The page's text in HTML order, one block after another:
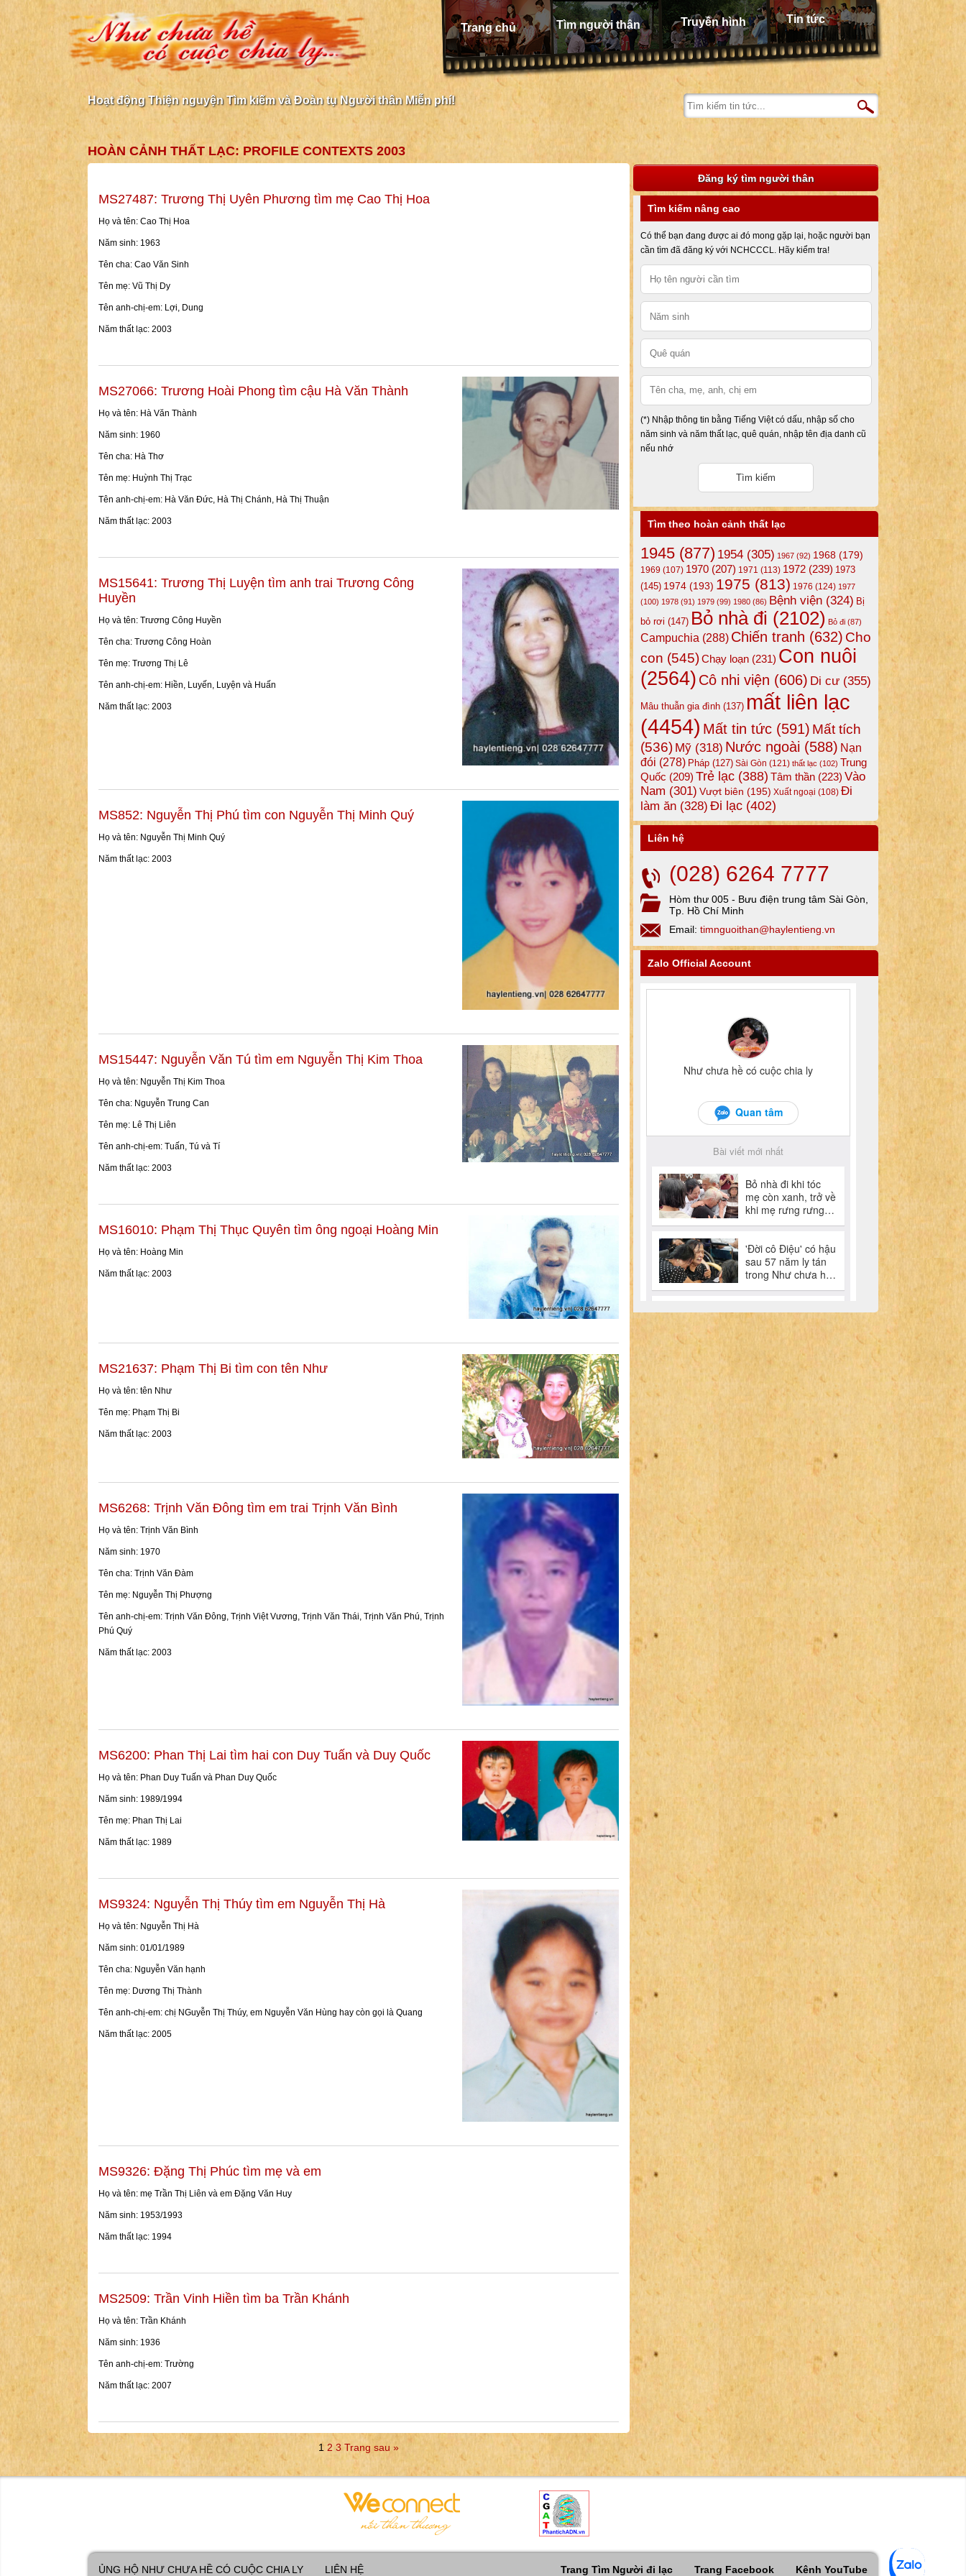
Trang chủ Tìm người thân Truyền hình Tin tức
Hoạt động Thiện nguyện Tìm kiếm và Đoàn tụ Người thân Miễn phí!
HOÀN CẢNH THẤT LẠC: PROFILE CONTEXTS 2003
MS27487: Trương Thị Uyên Phương tìm mẹ Cao Thị Hoa
Họ và tên: Cao Thị Hoa
Năm sinh: 1963
Tên cha: Cao Văn Sinh
Tên mẹ: Vũ Thị Dy
Tên anh-chị-em: Lợi, Dung
Năm thất lạc: 2003
MS27066: Trương Hoài Phong tìm cậu Hà Văn Thành
Họ và tên: Hà Văn Thành
Năm sinh: 1960
Tên cha: Hà Thơ
Tên mẹ: Huỳnh Thị Trạc
Tên anh-chị-em: Hà Văn Đức, Hà Thị Chánh, Hà Thị Thuận
Năm thất lạc: 2003
MS15641: Trương Thị Luyện tìm anh trai Trương Công
Huyền
Họ và tên: Trương Công Huyền
Tên cha: Trương Công Hoàn
Tên mẹ: Trương Thị Lê
Tên anh-chị-em: Hiền, Luyến, Luyện và Huấn
Năm thất lạc: 2003
MS852: Nguyễn Thị Phú tìm con Nguyễn Thị Minh Quý
Họ và tên: Nguyễn Thị Minh Quý
Năm thất lạc: 2003
MS15447: Nguyễn Văn Tú tìm em Nguyễn Thị Kim Thoa
Họ và tên: Nguyễn Thị Kim Thoa
Tên cha: Nguyễn Trung Can
Tên mẹ: Lê Thị Liên
Tên anh-chị-em: Tuấn, Tú và Tí
Năm thất lạc: 2003
MS16010: Phạm Thị Thục Quyên tìm ông ngoại Hoàng Min
Họ và tên: Hoàng Min
Năm thất lạc: 2003
MS21637: Phạm Thị Bi tìm con tên Như
Họ và tên: tên Như
Tên mẹ: Phạm Thị Bi
Năm thất lạc: 2003
MS6268: Trịnh Văn Đông tìm em trai Trịnh Văn Bình
Họ và tên: Trịnh Văn Bình
Năm sinh: 1970
Tên cha: Trịnh Văn Đàm
Tên mẹ: Nguyễn Thị Phượng
Tên anh-chị-em: Trịnh Văn Đông, Trịnh Việt Vương, Trịnh Văn Thái, Trịnh Văn Phú, Trịnh
Phú Quý
Năm thất lạc: 2003
MS6200: Phan Thị Lai tìm hai con Duy Tuấn và Duy Quốc
Họ và tên: Phan Duy Tuấn và Phan Duy Quốc
Năm sinh: 1989/1994
Tên mẹ: Phan Thị Lai
Năm thất lạc: 1989
MS9324: Nguyễn Thị Thúy tìm em Nguyễn Thị Hà
Họ và tên: Nguyễn Thị Hà
Năm sinh: 01/01/1989
Tên cha: Nguyễn Văn hạnh
Tên mẹ: Dương Thị Thành
Tên anh-chị-em: chị NGuyễn Thị Thúy, em Nguyễn Văn Hùng hay còn gọi là Quang
Năm thất lạc: 2005
MS9326: Đặng Thị Phúc tìm mẹ và em
Họ và tên: mẹ Trần Thị Liên và em Đặng Văn Huy
Năm sinh: 1953/1993
Năm thất lạc: 1994
MS2509: Trần Vinh Hiền tìm ba Trần Khánh
Họ và tên: Trần Khánh
Năm sinh: 1936
Tên anh-chị-em: Trường
Năm thất lạc: 2007
1 2 3 Trang sau »
Đăng ký tìm người thân
Tìm kiếm nâng cao
Có thể bạn đang được ai đó mong gặp lại, hoặc người bạn
cần tìm đã đăng ký với NCHCCCL. Hãy kiểm tra!
(*) Nhập thông tin bằng Tiếng Việt có dấu, nhập số cho
năm sinh và năm thất lạc, quê quán, nhập tên địa danh cũ
nếu nhớ
Tìm theo hoàn cảnh thất lạc
1945 (877) 1954 (305) 1967 (92) 1968 (179)
1969 (107) 1970 (207) 1971 (113) 1972 (239) 1973
(145) 1974 (193) 1975 (813) 1976 (124) 1977
(100) 1978 (91) 1979 (99) 1980 (86) Bệnh viện (324) Bị
bỏ rơi (147) Bỏ nhà đi (2102) Bỏ đi (87)
Campuchia (288) Chiến tranh (632) Cho
con (545)Chạy loạn (231) Con nuôi
(2564) Cô nhi viện (606) Di cư (355)
Mâu thuẫn gia đình (137) mất liên lạc
(4454) Mất tin tức (591) Mất tích
(536) Mỹ (318) Nước ngoài (588) Nạn
đói (278) Pháp (127) Sài Gòn (121) thất lạc (102) Trung
Quốc (209) Trẻ lạc (388) Tâm thần (223) Vào
Nam (301) Vượt biên (195) Xuất ngoại (108) Đi
làm ăn (328) Đi lạc (402)
Liên hệ
(028) 6264 7777
Hòm thư 005 - Bưu điện trung tâm Sài Gòn,
Tp. Hồ Chí Minh
Email: timnguoithan@haylentieng.vn
Zalo Official Account
ỦNG HỘ NHƯ CHƯA HỀ CÓ CUỘC CHIA LY LIÊN HỆ Trang Tìm Người đi lạc Trang Facebook Kênh YouTube